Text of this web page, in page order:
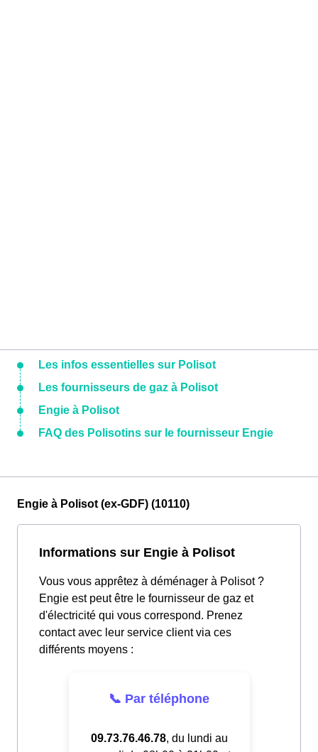
Les infos essentielles sur Polisot
Les fournisseurs de gaz à Polisot
Engie à Polisot
FAQ des Polisotins sur le fournisseur Engie
Engie à Polisot (ex-GDF) (10110)
Informations sur Engie à Polisot
Vous vous apprêtez à déménager à Polisot ?
Engie est peut être le fournisseur de gaz et
d'électricité qui vous correspond. Prenez
contact avec leur service client via ces
différents moyens :
📞 Par téléphone
09.73.76.46.78, du lundi au